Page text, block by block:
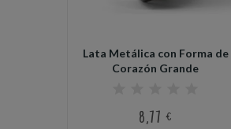
Lata Metálica con Forma de
Corazón Grande
8,77 €